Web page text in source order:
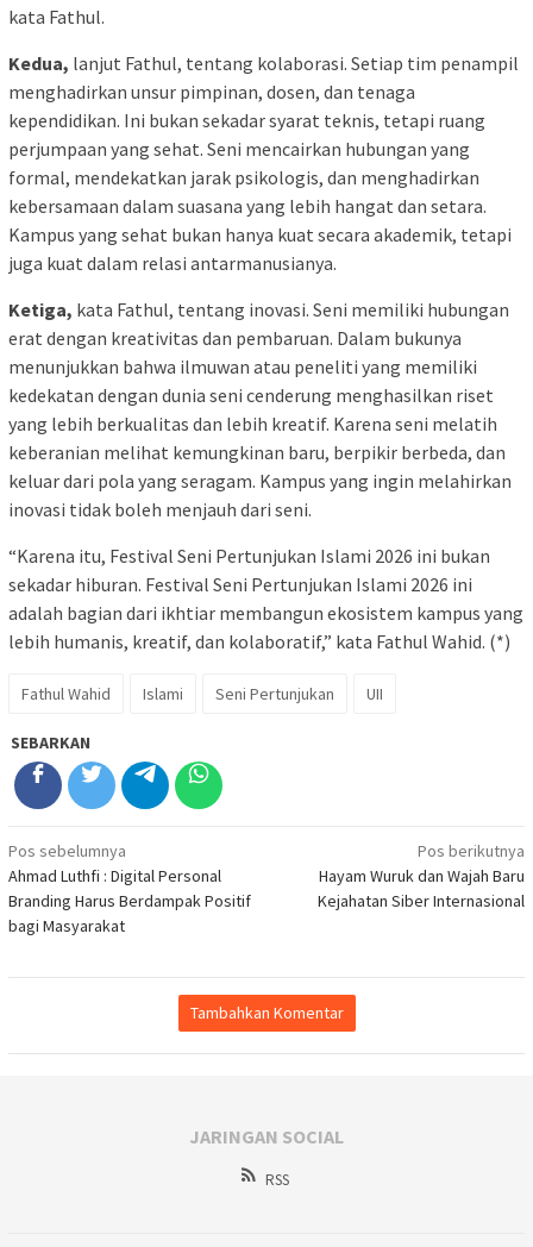
kata Fathul.
Kedua, lanjut Fathul, tentang kolaborasi. Setiap tim penampil
menghadirkan unsur pimpinan, dosen, dan tenaga
kependidikan. Ini bukan sekadar syarat teknis, tetapi ruang
perjumpaan yang sehat. Seni mencairkan hubungan yang
formal, mendekatkan jarak psikologis, dan menghadirkan
kebersamaan dalam suasana yang lebih hangat dan setara.
Kampus yang sehat bukan hanya kuat secara akademik, tetapi
juga kuat dalam relasi antarmanusianya.
Ketiga, kata Fathul, tentang inovasi. Seni memiliki hubungan
erat dengan kreativitas dan pembaruan. Dalam bukunya
menunjukkan bahwa ilmuwan atau peneliti yang memiliki
kedekatan dengan dunia seni cenderung menghasilkan riset
yang lebih berkualitas dan lebih kreatif. Karena seni melatih
keberanian melihat kemungkinan baru, berpikir berbeda, dan
keluar dari pola yang seragam. Kampus yang ingin melahirkan
inovasi tidak boleh menjauh dari seni.
“Karena itu, Festival Seni Pertunjukan Islami 2026 ini bukan
sekadar hiburan. Festival Seni Pertunjukan Islami 2026 ini
adalah bagian dari ikhtiar membangun ekosistem kampus yang
lebih humanis, kreatif, dan kolaboratif,” kata Fathul Wahid. (*)
Fathul Wahid Islami Seni Pertunjukan UII
SEBARKAN
Navigasi
pos
Pos sebelumnya
Ahmad Luthfi : Digital Personal
Branding Harus Berdampak Positif
bagi Masyarakat
Pos berikutnya
Hayam Wuruk dan Wajah Baru
Kejahatan Siber Internasional
Tambahkan Komentar
JARINGAN SOCIAL
RSS